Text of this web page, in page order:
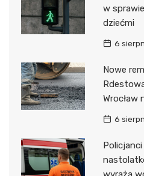
w
dziećmi
6
Nowe
Wrocław
6